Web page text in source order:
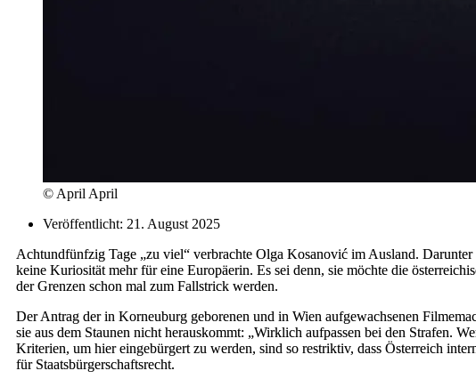
© April April
Veröffentlicht: 21. August 2025
Achtundfünfzig Tage „zu viel“ verbrachte Olga Kosanović im Ausland.
keine Kuriosität mehr für eine Europäerin. Es sei denn, sie möchte die
der Grenzen schon mal zum Fallstrick werden.
Der Antrag der in Korneuburg geborenen und in Wien aufgewachsenen
sie aus dem Staunen nicht herauskommt: „Wirklich aufpassen bei den Strafen.
Kriterien, um hier eingebürgert zu werden, sind so restriktiv, dass Österreich
für Staatsbürgerschaftsrecht.